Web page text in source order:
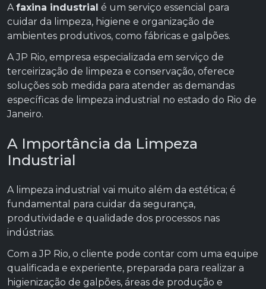
Afaxina industrial é um serviço essencial para
cuidar da limpeza, higiene e organização de
ambientes produtivos, como fábricas e galpões.
A JP Rio, empresa especializada em serviço de
terceirização de limpeza e conservação, oferece
soluções sob medida para atender as demandas
específicas de limpeza industrial no estado do Rio de
Janeiro.
A Importância da Limpeza
Industrial
A limpeza industrial vai muito além da estética; é
fundamental para cuidar da segurança,
produtividade e qualidade dos processos nas
indústrias.
Com a JP Rio, o cliente pode contar com uma equipe
qualificada e experiente, preparada para realizar a
higienização de galpões, áreas de produção e